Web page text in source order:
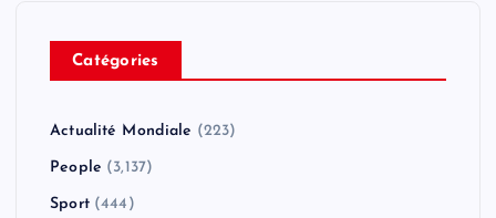
Catégories
Actualité Mondiale (223)
People (3,137)
Sport(444)